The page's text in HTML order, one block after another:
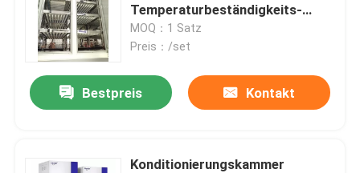
Temperaturbeständigkeits-
Kammer-SUS304
MOQ：1 Satz
Preis：/set
Bestpreis Kontakt
Konditionierungskammer